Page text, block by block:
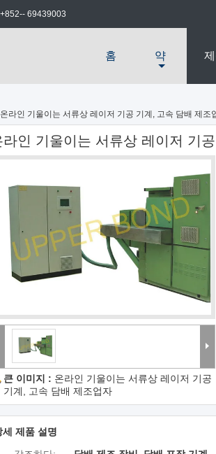
+852-- 69439003
홈 약
온라인 기울이는 서류상 레이저 기공 기계, 고속 담배 제조
라인 기울이는 서류상 레이저 기
큰 이미지 : 온라인 기울이는 서류상 레이저 기공
기계, 고속 담배 제조업자
세 제품 설명